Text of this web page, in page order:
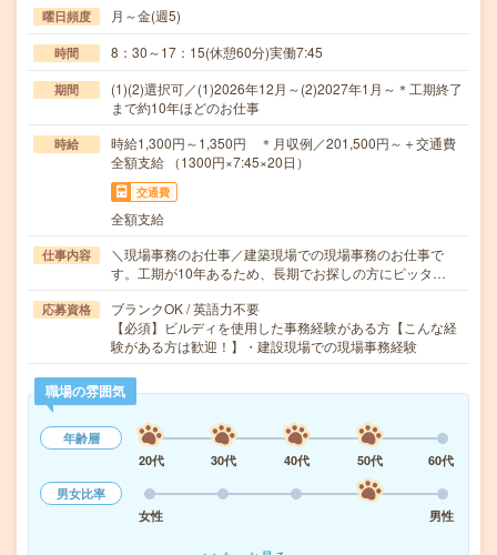
曜日頻度 月～金(週5)
時間 8：30～17：15(休憩60分)実働7:45
期間
(1)(2)選択可／(1)2026年12月～(2)2027年1月～＊工期終了
まで約10年ほどのお仕事
時給
時給1,300円～1,350円 ＊月収例／201,500円～＋交通費
全額支給 （1300円×7:45×20日）
交通費
全額支給
仕事内容
＼現場事務のお仕事／建築現場での現場事務のお仕事で
す。工期が10年あるため、長期でお探しの方にピッタ…
応募資格
ブランクOK / 英語力不要
【必須】ビルディを使用した事務経験がある方【こんな経
験がある方は歓迎！】・建設現場での現場事務経験
職場の雰囲気
年齢層
20代
30代 40代 50代
60代
男女比率
女性
男性